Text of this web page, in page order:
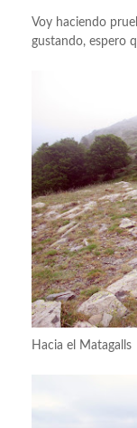
Voy haciendo
gustando, espero
Hacia el Matagalls